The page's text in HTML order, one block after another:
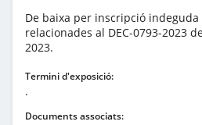
De baixa per inscripció indeguda
relacionades al DEC-0793-2023
2023.
Termini d'exposició:
.
Documents associats: